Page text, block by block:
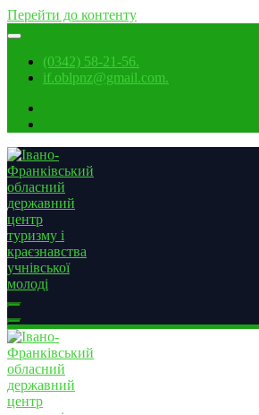
Перейти до контенту
(0342) 58-21-56.
if.oblpnz@gmail.com.